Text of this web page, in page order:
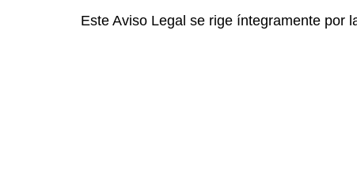
Este Aviso Legal se rige íntegramente por